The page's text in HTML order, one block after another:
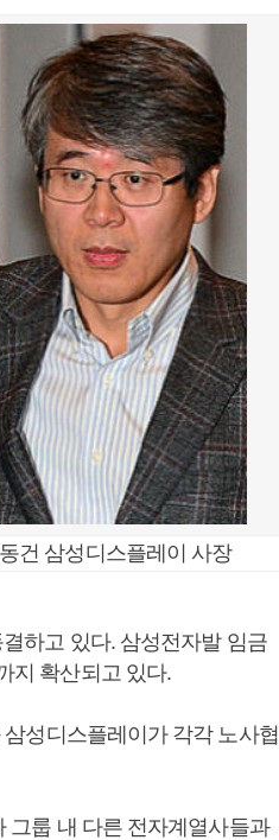
건 삼성디스플레이 사장
하고 있다. 삼성전자발 임금
지 확산되고 있다.
성디스플레이가 각각 노사협
그룹 내 다른 전자계열사들과